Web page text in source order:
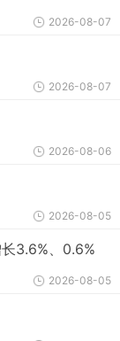
2026-08-07
2026-08-07
2026-08-06
2026-08-05
3.6%、0.6%
2026-08-05